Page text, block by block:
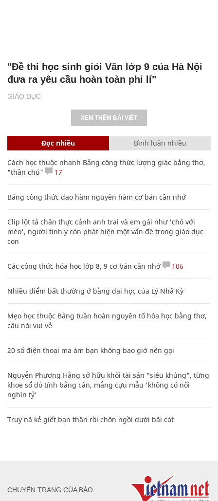
GIÁO DỤC
"Đề thi học sinh giỏi Văn lớp 9 của Hà Nội
đưa ra yêu cầu hoàn toàn phi lí"
XEM THÊM BÀI VIẾT
Đọc nhiều Bình luận nhiều
Cách học thuộc nhanh Bảng công thức lượng giác bằng thơ,
"thần chú"
17
Bảng công thức đạo hàm nguyên hàm cơ bản cần nhớ
Clip lột tả chân thực cảnh anh trai và em gái như 'chó với
mèo', người tinh ý còn phát hiện một vấn đề trong giáo dục
con
Các công thức hóa học lớp 8, 9 cơ bản cần nhớ 106
Nhiều điểm bất thường ở bằng đại học của Lý Nhã Kỳ
Mẹo học thuộc Bảng tuần hoàn nguyên tố hóa học bằng thơ,
câu nói vui vẻ
20 số điện thoại ma ám bạn không bao giờ nên gọi
Nguyễn Phương Hằng sở hữu khối tài sản "siêu khủng", từng
khoe sổ đỏ tính bằng cân, mắng cựu mẫu 'không có nổi
nghìn tỷ'
Truy nã kẻ giết bạn thân rồi chôn ngồi dưới bãi cát
CHUYÊN TRANG CỦA BÁO